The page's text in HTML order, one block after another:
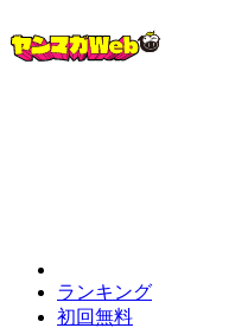
ランキング
初回無料